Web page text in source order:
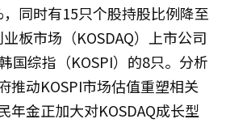
同时有15只个股持股比例降至
板市场（KOSDAQ）上市公司
国综指（KOSPI）的8只。分析
推动KOSPI市场估值重塑相关
年金正加大对KOSDAQ成长型